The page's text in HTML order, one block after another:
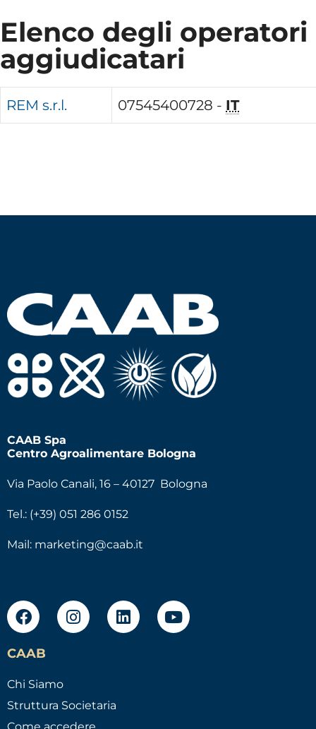
Elenco degli operatori
aggiudicatari
REM s.r.l. 07545400728 - IT
CAAB Spa
Centro Agroalimentare Bologna
Via Paolo Canali, 16 – 40127 Bologna
Tel.: (+39) 051 286 0152
Mail: marketing@caab.it
CAAB
Chi Siamo
Struttura Societaria